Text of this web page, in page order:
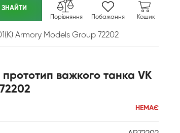
Порівняння Побажання Кошик
Armory Models Group 72202
важкого танка VK
НЕМАЄ